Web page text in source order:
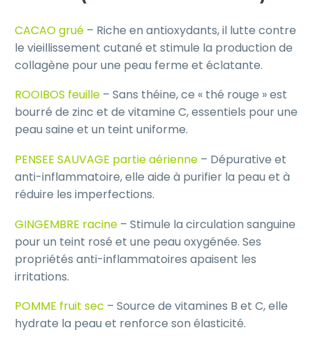
CACAO grué – Riche en antioxydants, il lutte contre
le vieillissement cutané et stimule la production de
collagène pour une peau ferme et éclatante.
ROOIBOS feuille – Sans théine, ce « thé rouge » est
bourré de zinc et de vitamine C, essentiels pour une
peau saine et un teint uniforme.
PENSEE SAUVAGE partie aérienne – Dépurative et
anti-inflammatoire, elle aide à purifier la peau et à
réduire les imperfections.
GINGEMBRE racine – Stimule la circulation sanguine
pour un teint rosé et une peau oxygénée. Ses
propriétés anti-inflammatoires apaisent les
irritations.
POMME fruit sec – Source de vitamines B et C, elle
hydrate la peau et renforce son élasticité.